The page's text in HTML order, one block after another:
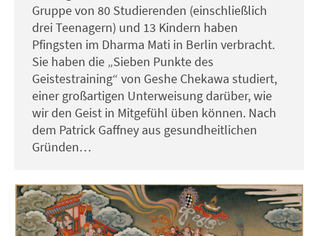
Gruppe von 80 Studierenden (einschließlich
drei Teenagern) und 13 Kindern haben
Pfingsten im Dharma Mati in Berlin verbracht.
Sie haben die „Sieben Punkte des
Geistestraining“ von Geshe Chekawa studiert,
einer großartigen Unterweisung darüber, wie
wir den Geist in Mitgefühl üben können. Nach
dem Patrick Gaffney aus gesundheitlichen
Gründen…